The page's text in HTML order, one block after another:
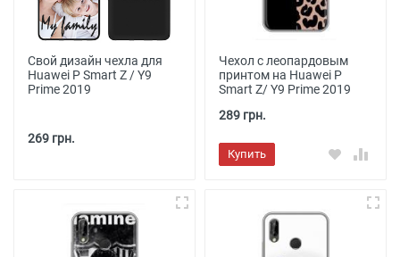
Свой дизайн чехла для
Huawei P Smart Z / Y9
Prime 2019
269 грн.
Чехол с леопардовым
принтом на Huawei P
Smart Z/ Y9 Prime 2019
289 грн.
Купить